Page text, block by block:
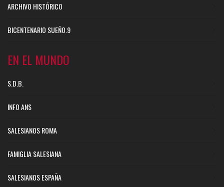
ARCHIVO HISTÓRICO
BICENTENARIO SUEÑO.9
EN EL MUNDO
S.D.B.
INFO ANS
SALESIANOS ROMA
FAMIGLIA SALESIANA
SALESIANOS ESPAÑA